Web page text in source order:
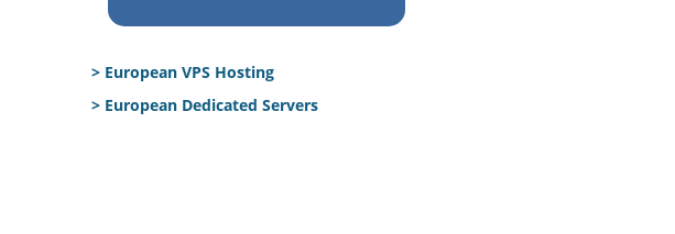
> European VPS Hosting
> European Dedicated Servers